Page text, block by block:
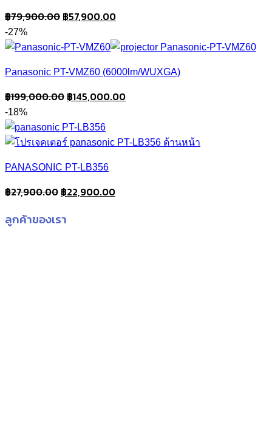
฿79,900.00 Original
was:
฿57,900.00Current
is:
-27%
Panasonic PT-VMZ60 (6000lm/WUXGA)
฿199,000.00 Original
was:
฿199,000.00.
฿145,000.00Current
฿145,000.00.
-18%
PANASONIC PT-LB356
฿27,900.00 Original
was:
฿22,900.00Current
ลูกค้าของเรา